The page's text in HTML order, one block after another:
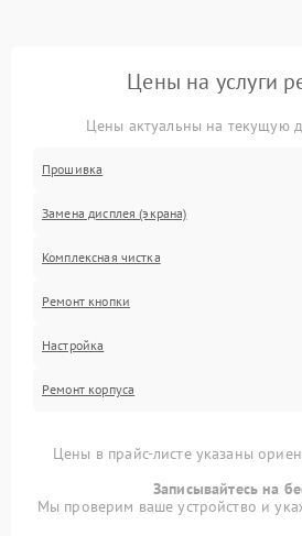
Цены на услуги
Цены актуальны на текущую
Прошивка
Замена дисплея (экрана)
Комплексная чистка
Ремонт кнопки
Настройка
Ремонт корпуса
Цены в прайс-листе указаны
Записывайтесь на
Мы проверим ваше устройство и